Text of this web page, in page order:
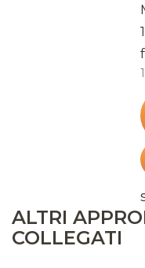
ALTRI
COLLEGATI